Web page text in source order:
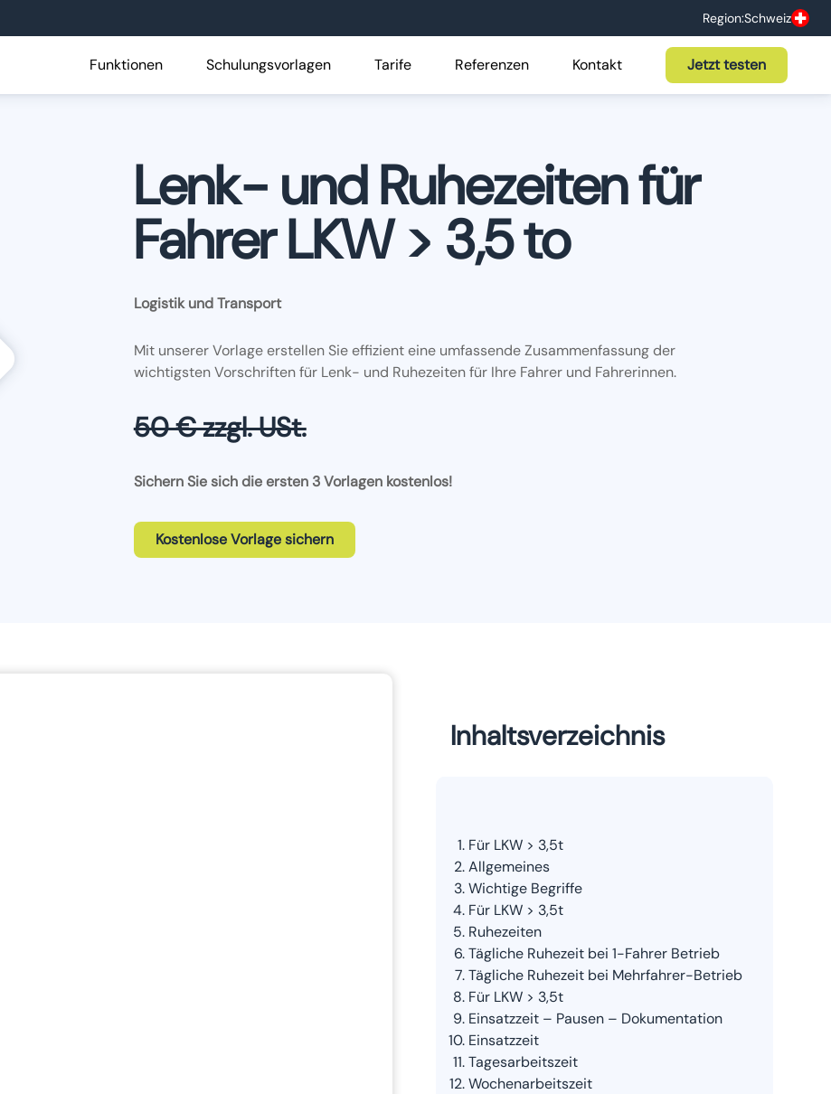
Region:Schweiz
Funktionen Schulungsvorlagen Tarife Referenzen Kontakt Jetzt testen
Lenk- und Ruhezeiten für
Fahrer LKW > 3,5 to
Logistik und Transport
Mit unserer Vorlage erstellen Sie effizient eine umfassende Zusammenfassung der
wichtigsten Vorschriften für Lenk- und Ruhezeiten für Ihre Fahrer und Fahrerinnen.
50 € zzgl. USt.
Sichern Sie sich die ersten 3 Vorlagen kostenlos!
Kostenlose Vorlage sichern
Inhaltsverzeichnis
Für LKW > 3,5t
Allgemeines
Wichtige Begriffe
Für LKW > 3,5t
Ruhezeiten
Tägliche Ruhezeit bei 1-Fahrer Betrieb
Tägliche Ruhezeit bei Mehrfahrer-Betrieb
Für LKW > 3,5t
Einsatzzeit – Pausen – Dokumentation
Einsatzzeit
Tagesarbeitszeit
Wochenarbeitszeit